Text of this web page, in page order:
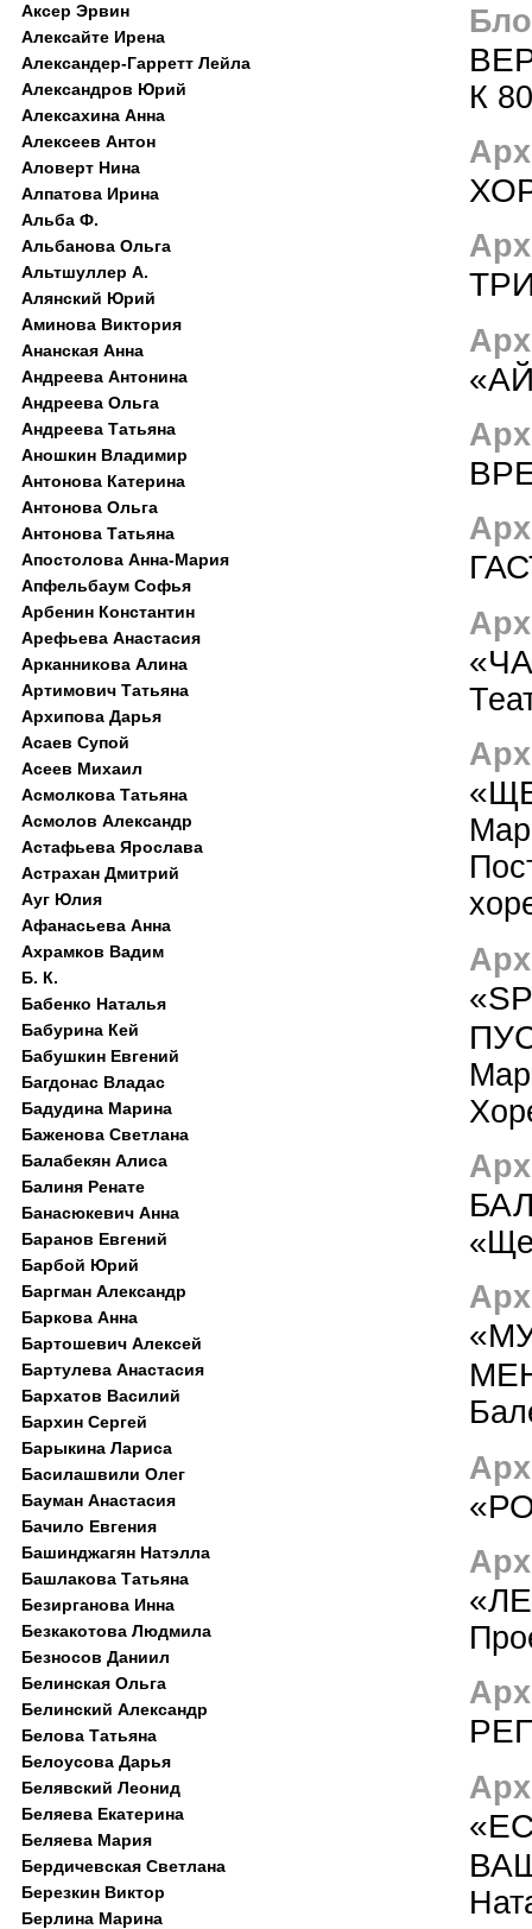
К
Аксер Эрвин
Алексайте Ирена
Александер-Гарретт Лейла
Александров Юрий
Алексахина Анна
Алексеев Антон
Аловерт Нина
Алпатова Ирина
Альба Ф.
Альбанова Ольга
Альтшуллер А.
Алянский Юрий
Аминова Виктория
Ананская Анна
Андреева Антонина
Андреева Ольга
Андреева Татьяна
Аношкин Владимир
Антонова Катерина
Антонова Ольга
Антонова Татьяна
Апостолова Анна-Мария
Апфельбаум Софья
Арбенин Константин
Арефьева Анастасия
Арканникова Алина
Артимович Татьяна
Архипова Дарья
Асаев Супой
Асеев Михаил
Асмолкова Татьяна
Асмолов Александр
Астафьева Ярослава
Астрахан Дмитрий
Ауг Юлия
Афанасьева Анна
Ахрамков Вадим
Б. К.
Бабенко Наталья
Бабурина Кей
Бабушкин Евгений
Багдонас Владас
Бадудина Марина
Баженова Светлана
Балабекян Алиса
Балиня Ренате
Банасюкевич Анна
Баранов Евгений
Барбой Юрий
Баргман Александр
Баркова Анна
Бартошевич Алексей
Бартулева Анастасия
Бархатов Василий
Бархин Сергей
Барыкина Лариса
Басилашвили Олег
Бауман Анастасия
Бачило Евгения
Башинджагян Натэлла
Башлакова Татьяна
Безирганова Инна
Безкакотова Людмила
Безносов Даниил
Белинская Ольга
Белинский Александр
Белова Татьяна
Белоусова Дарья
Белявский Леонид
Беляева Екатерина
Беляева Мария
Бердичевская Светлана
Березкин Виктор
Берлина Марина